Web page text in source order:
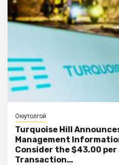
Оюутолгой
Turquoise Hill
Management
Consider the $43.00 per
Transaction…